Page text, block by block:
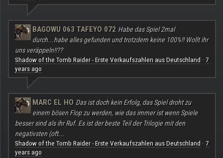
BAGOWU 063 TAFEYO 072 Habe das Spiel 2mal
durch...habe alles gefunden und trotzdem keine 100%!! Wollt ihr
uns veräppeln!!??
Shadow of the Tomb Raider - Erste Verkaufszahlen aus Deutschland · 7
years ago
MARC EL HO Das ist doch kein Erfolg, das Spiel droht zu
einem bösen Flop zu werden, wie das immer ist wenn Spiele
besser sind als ihr Ruf. Es ist der beste Teil der Trilogie mit den
negativsten (oft...
Shadow of the Tomb Raider - Erste Verkaufszahlen aus Deutschland · 7
years ago